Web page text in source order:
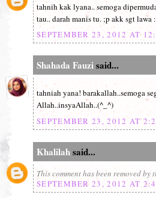
tahnih kak lyana.. semoga
tau.. darah manis tu. ;p akk sgt lawa
SEPTEMBER 23, 2012 AT
Shahada Fauzisaid...
tahniah yana! barakallah..semoga
Allah..insyaAllah..(^_^)
SEPTEMBER 23, 2012 AT
Khalilahsaid...
This comment has been removed by
SEPTEMBER 23, 2012 AT